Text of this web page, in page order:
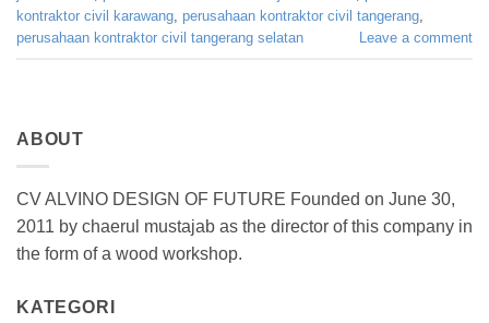
kontraktor civil karawang, perusahaan kontraktor civil tangerang,
perusahaan kontraktor civil tangerang selatan
Leave a comment
ABOUT
CV ALVINO DESIGN OF FUTURE Founded on June 30,
2011 by chaerul mustajab as the director of this company in
the form of a wood workshop.
KATEGORI